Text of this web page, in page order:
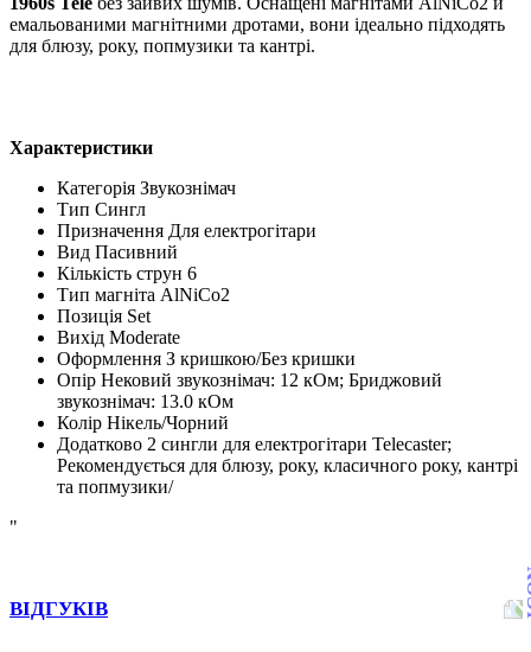
емальованими магнітними дротами, вони ідеально підходять
для блюзу, року, попмузики та кантрі.
Характеристики
Категорія Звукознімач
Тип Сингл
Призначення Для електрогітари
Вид Пасивний
Кількість струн 6
Тип магніта AlNiCo2
Позиція Set
Вихід Moderate
Оформлення З кришкою/Без кришки
Опір Нековий звукознімач: 12 кОм; Бриджовий
звукознімач: 13.0 кОм
Колір Нікель/Чорний
Додатково 2 сингли для електрогітари Telecaster;
Рекомендується для блюзу, року, класичного року, кантрі
та попмузики/
"
ВІДГУКІВ